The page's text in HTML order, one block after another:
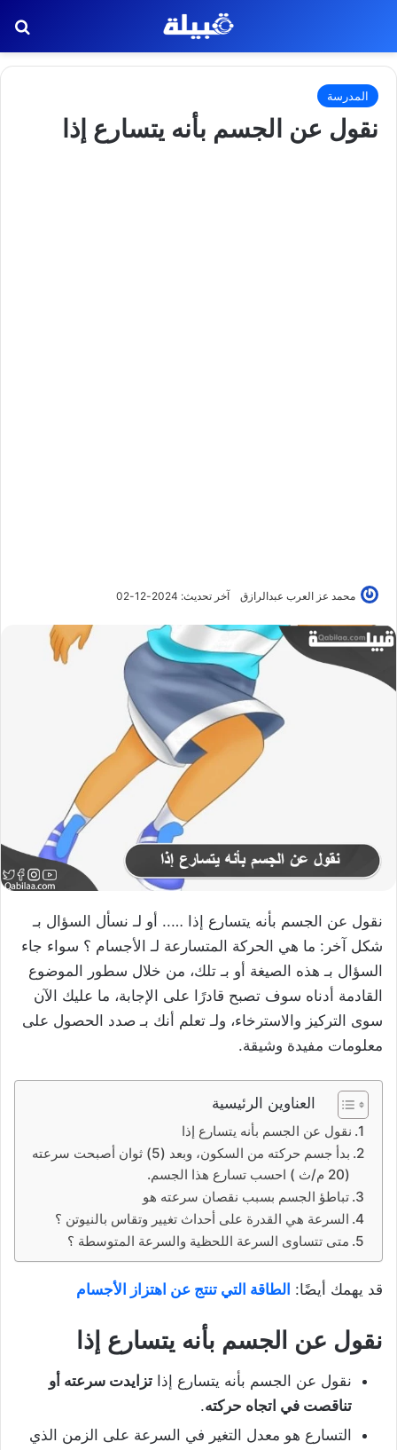
المدرسة
نقول عن الجسم بأنه يتسارع إذا
محمد عز العرب عبدالرازق آخر تحديث: 2024-12-02
نقول عن الجسم بأنه يتسارع إذا ….. أو لـ نسأل السؤال بـ
شكل آخر: ما هي الحركة المتسارعة لـ الأجسام ؟ سواء جاء
السؤال بـ هذه الصيغة أو بـ تلك، من خلال سطور الموضوع
القادمة أدناه سوف تصبح قادرًا على الإجابة، ما عليك الآن
سوى التركيز والاسترخاء، ولـ تعلم أنك بـ صدد الحصول على
معلومات مفيدة وشيقة.
العناوين الرئيسية
نقول عن الجسم بأنه يتسارع إذا
بدأ جسم حركته من السكون، وبعد (5) ثوان أصبحت سرعته
(20 م/ث ) احسب تسارع هذا الجسم.
تباطؤ الجسم بسبب نقصان سرعته هو
السرعة هي القدرة على أحداث تغيير وتقاس بالنيوتن ؟
متى تتساوى السرعة اللحظية والسرعة المتوسطة ؟
قد يهمك أيضًا: الطاقة التي تنتج عن اهتزاز الأجسام
نقول عن الجسم بأنه يتسارع إذا
نقول عن الجسم بأنه يتسارع إذا تزايدت سرعته أو
تناقصت في اتجاه حركته.
التسارع هو معدل التغير في السرعة على الزمن الذي